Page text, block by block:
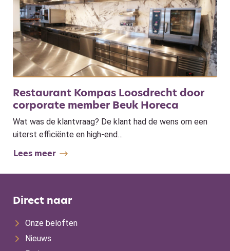
Restaurant Kompas Loosdrecht door
corporate member Beuk Horeca
Wat was de klantvraag? De klant had de wens om een
uiterst efficiënte en high-end…
Lees meer
Direct naar
Onze beloften
Nieuws